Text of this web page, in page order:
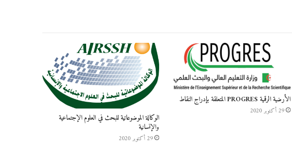
الأرضية الرقمية PROGRES المتعلقة بإدراج النقاط
29 أكتوبر 2020
الوكالة الموضوعاتية للبحث في العلوم الإجتماعية
والإنسانية
29 أكتوبر 2020